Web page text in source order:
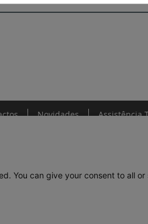
Novidades Assistência
You can give your consent to all